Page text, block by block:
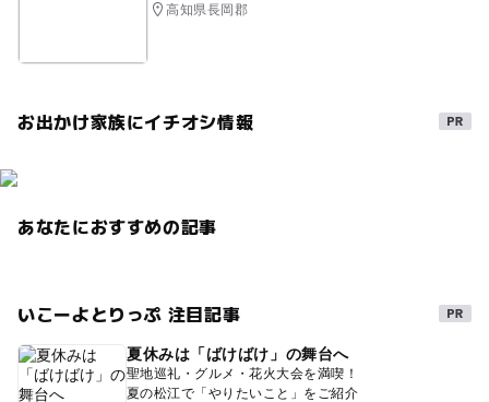
高知県長岡郡
お出かけ家族にイチオシ情報
あなたにおすすめの記事
いこーよとりっぷ 注目記事
夏休みは「ばけばけ」の舞台へ
聖地巡礼・グルメ・花火大会を満喫！
夏の松江で「やりたいこと」をご紹介